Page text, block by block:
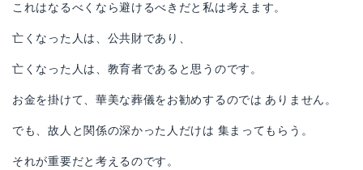
これはなるべくなら避けるべきだと私は考えます。
亡くなった人は、公共財であり、
亡くなった人は、教育者であると思うのです。
お金を掛けて、華美な葬儀をお勧めするのでは ありません。
でも、故人と関係の深かった人だけは 集まってもらう。
それが重要だと考えるのです。